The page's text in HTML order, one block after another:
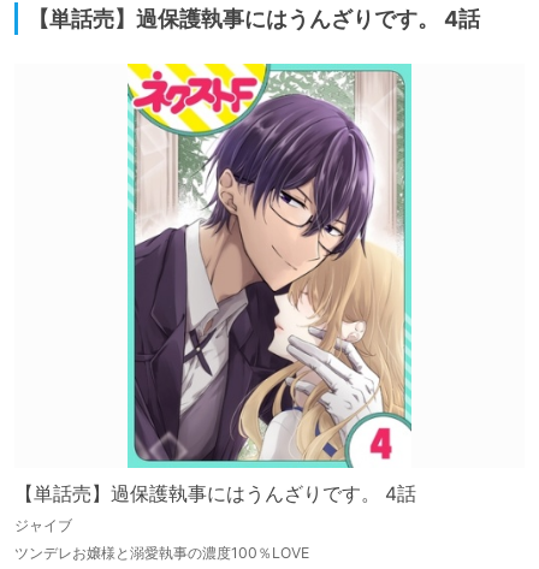
【単話売】過保護執事にはうんざりです。 4話
【単話売】過保護執事にはうんざりです。 4話
ジャイブ
ツンデレお嬢様と溺愛執事の濃度100％LOVE